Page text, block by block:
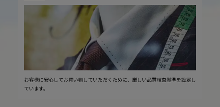
お客様に安心してお買い物していただくために、厳しい品質検査基準を設定し
ています。